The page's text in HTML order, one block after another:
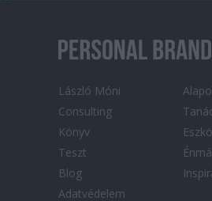
László Móni
Consulting
Könyv
Teszt
Blog
Adatvédelem